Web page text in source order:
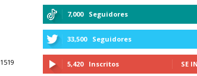
1519
7,000 Seguidores
33,500 Seguidores
5,420 Inscritos SE